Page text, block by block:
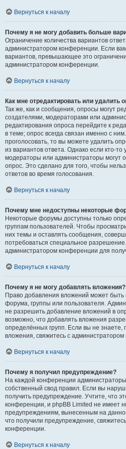
Вернуться к началу
Почему я не могу добавить больше
Ограничение количества вариантов
администратором конференции. Если
вариантов, превышающее это
администратором конференции.
Вернуться к началу
Как мне отредактировать или удалить
Так же, как и сообщения, опросы могут
создателями, модераторами или
редактирования опроса перейдите к
в теме; опрос всегда связан именно с
проголосовать, то вы можете удалить
из вариантов ответа. Однако если кто-то
модераторы или администраторы могут
опрос. Это сделано для того, чтобы
ответов во время голосования.
Вернуться к началу
Почему мне недоступны некоторые
Некоторые форумы доступны только
группам пользователей. Чтобы
них темы и оставлять сообщения,
потребоваться специальное
администратором конференции для
Вернуться к началу
Почему я не могу добавлять вложения?
Право добавления вложений может быть
форума, группы или пользователя.
не разрешить добавление вложений в
возможно, что добавлять вложения
определённых групп. Если вы не знаете,
вложения, свяжитесь с
Вернуться к началу
Почему я получил предупреждение?
На каждой конференции
собственный свод правил. Если вы
получить предупреждение. Учтите, что
конференции, и phpBB Limited не имеет
предупреждениям, вынесенным на
что получили предупреждение,
конференции.
Вернуться к началу